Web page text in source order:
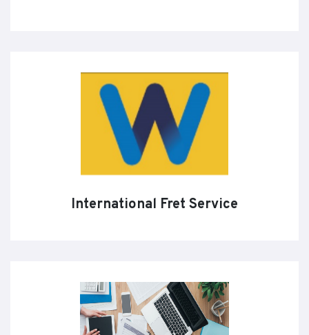
International Fret Service